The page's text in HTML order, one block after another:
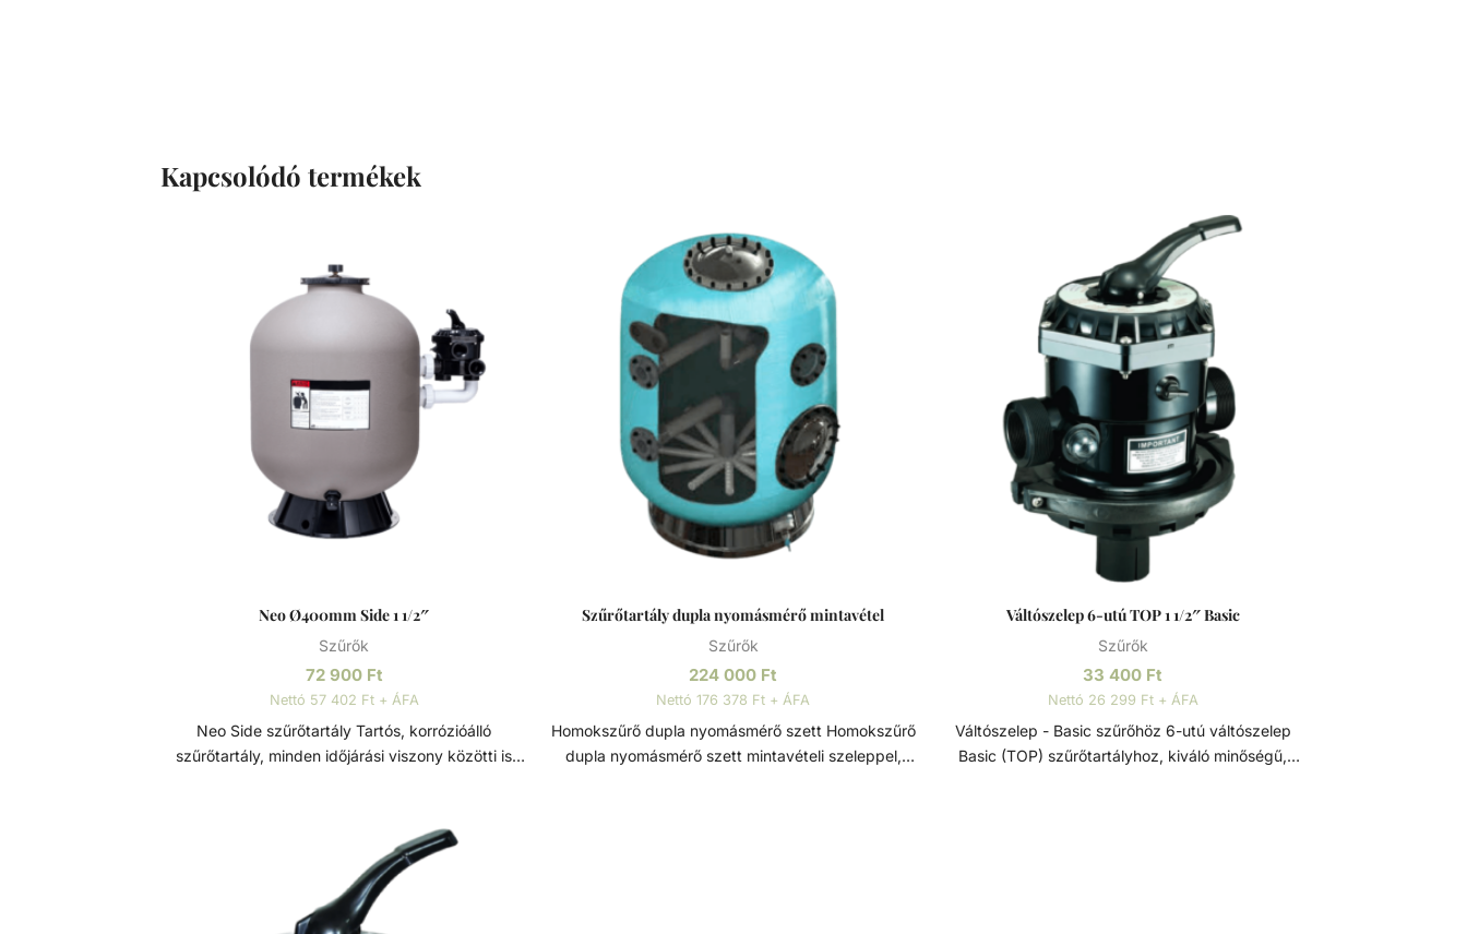
Kapcsolódó termékek
Neo Ø400mm Side 1 1/2″
Szűrők
72 900 Ft
Nettó 57 402 Ft + ÁFA
Neo Side szűrőtartály Tartós, korrózióálló
szűrőtartály, minden időjárási viszony közötti is
lehetővé. Nagynyomású homok/víz leeresztővel
rendelkezik, a gyors téliesítéshez és
szervizeléshez. A felső diffúzor biztosítja a víz
egyenletes eloszlását a homokágy tetején; ami
Szűrőtartály dupla nyomásmérő mintavétel
Szűrők
224 000 Ft
Nettó 176 378 Ft + ÁFA
Homokszűrő dupla nyomásmérő szett Homokszűrő
dupla nyomásmérő szett mintavételi szeleppel,
Váltószelep 6-utú TOP 1 1/2″ Basic
Szűrők
33 400 Ft
Nettó 26 299 Ft + ÁFA
Váltószelep - Basic szűrőhöz 6-utú váltószelep
Basic (TOP) szűrőtartályhoz, kiváló minőségű,